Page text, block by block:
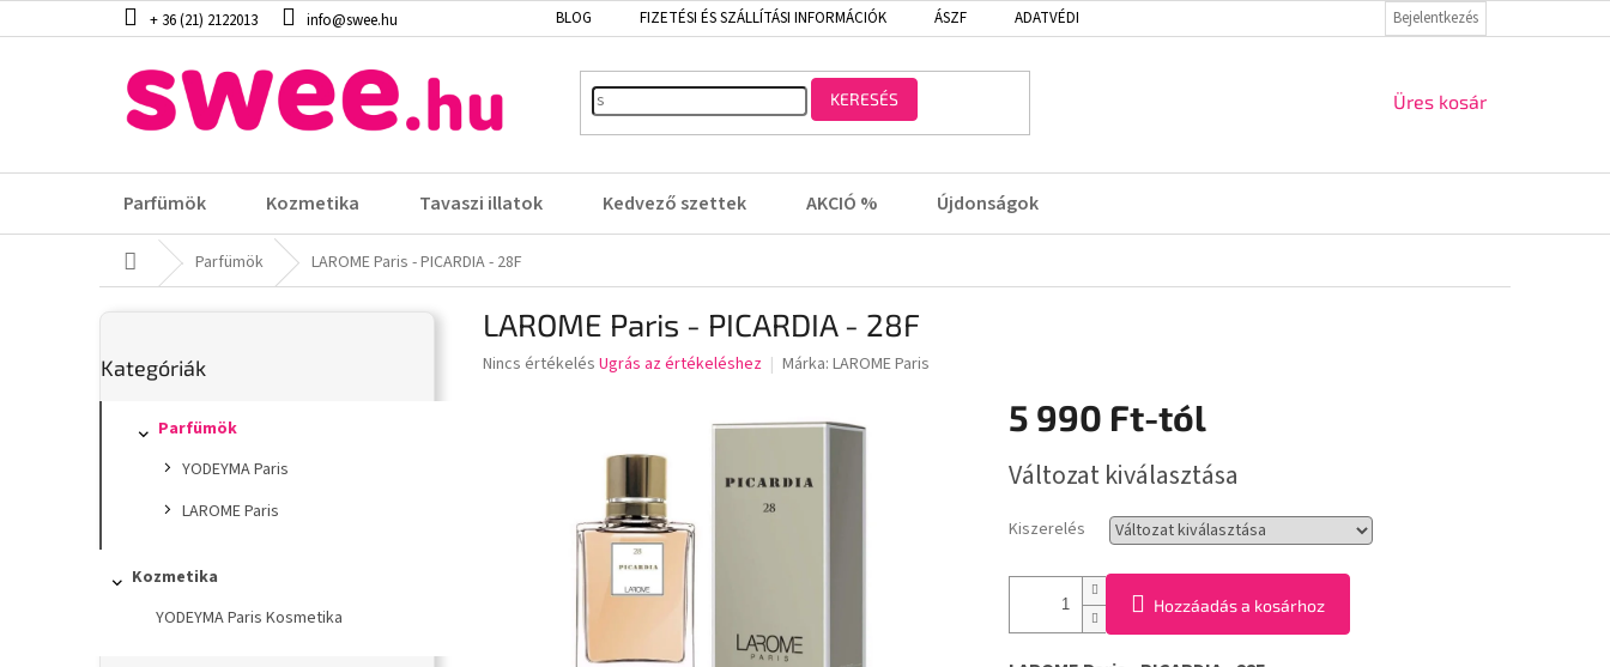
a
+ 36 (21) 2122013 info@swee.hu BLOG FIZETÉSI ÉS SZÁLLÍTÁSI INFORMÁCIÓK ÁSZF ADATVÉDELMI IRÁNYELVEK VISSZAKÜLDÉS ÉS REKLAMÁCIÓ
Bejelentkezés
KERESÉS KOSÁR
Üres kosár
Parfümök Kozmetika Tavaszi illatok Kedvező szettek AKCIÓ % Újdonságok
KezdőlapParfümök LAROME Paris - PICARDIA - 28F
l
a
l
átugrása
Kategóriák
Parfümök
YODEYMA Paris
LAROME Paris
Kozmetika
YODEYMA Paris Kosmetika
LAROME Paris - PICARDIA - 28F
A
Nincs értékelés Ugrás az értékeléshez Márka: LAROME Paris
5 990 Ft-tól
Változat kiválasztása
Kiszerelés
Hozzáadás a kosárhoz